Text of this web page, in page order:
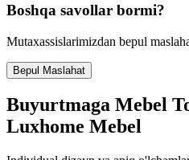
Boshqa savollar bormi?
Mutaxassislarimizdan bepul
Bepul Maslahat
Buyurtmaga Mebel
Luxhome Mebel